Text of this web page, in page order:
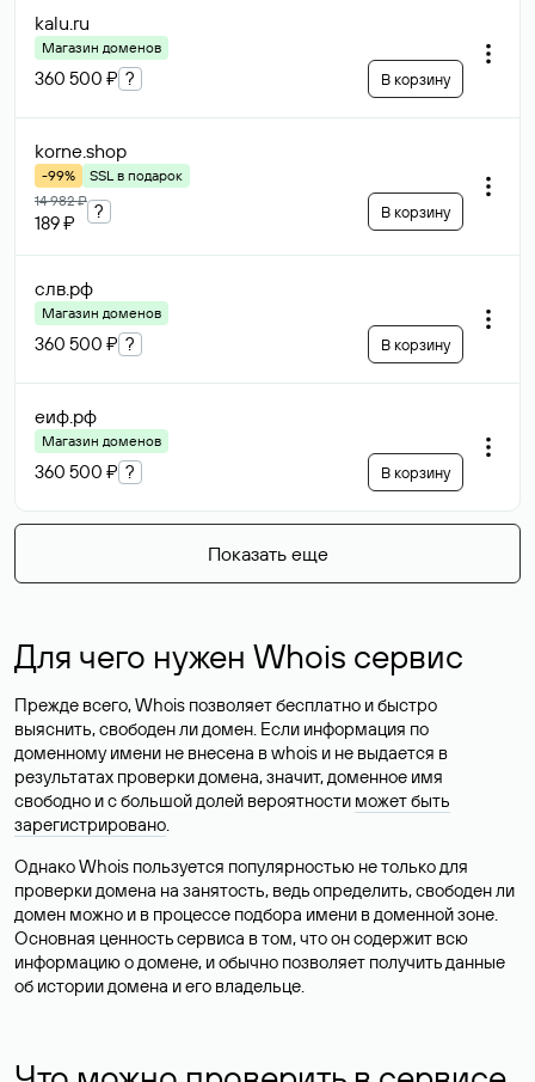
kalu.ru
Магазин доменов
360 500 ₽ ? В корзину
korne.shop
-99%
SSL в подарок
14 982 ₽
189 ₽
? В корзину
слв.рф
Магазин доменов
360 500 ₽ ? В корзину
еиф.рф
Магазин доменов
360 500 ₽ ? В корзину
Показать еще
Для чего нужен Whois сервис
Прежде всего, Whois позволяет бесплатно и быстро
выяснить, свободен ли домен. Если информация по
доменному имени не внесена в whois и не выдается в
результатах проверки домена, значит, доменное имя
свободно и с большой долей вероятности может быть
зарегистрировано.
Однако Whois пользуется популярностью не только для
проверки домена на занятость, ведь определить, свободен ли
домен можно и в процессе подбора имени в доменной зоне.
Основная ценность сервиса в том, что он содержит всю
информацию о домене, и обычно позволяет получить данные
об истории домена и его владельце.